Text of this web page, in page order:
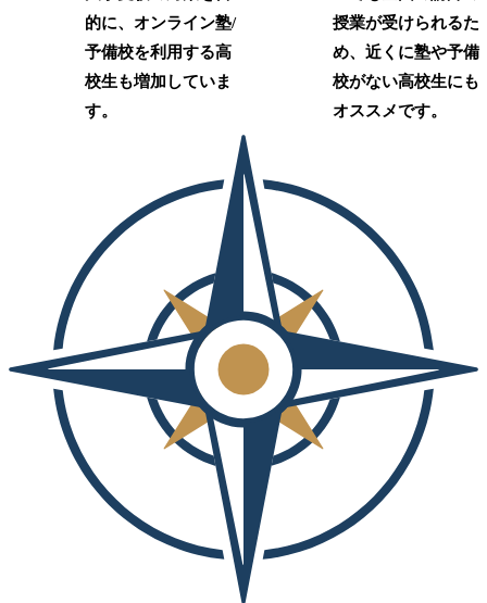
的に、オンライン塾/
予備校を利用する高
校生も増加していま
す。
授業が受けられるた
め、近くに塾や予備
校がない高校生にも
オススメです。